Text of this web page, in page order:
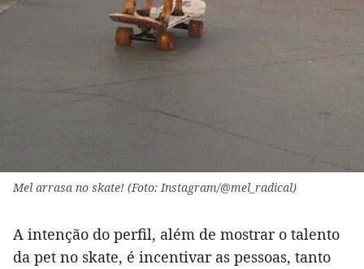
Mel arrasa no skate! (Foto: Instagram/@mel_radical)
A intenção do perfil, além de mostrar o talento
da pet no skate, é incentivar as pessoas, tanto